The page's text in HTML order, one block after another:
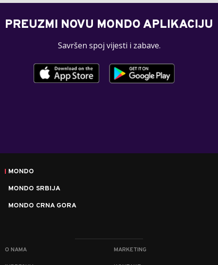
PREUZMI NOVU MONDO APLIKACIJU
Savršen spoj vijesti i zabave.
MONDO
MONDO SRBIJA
MONDO CRNA GORA
O NAMA MARKETING